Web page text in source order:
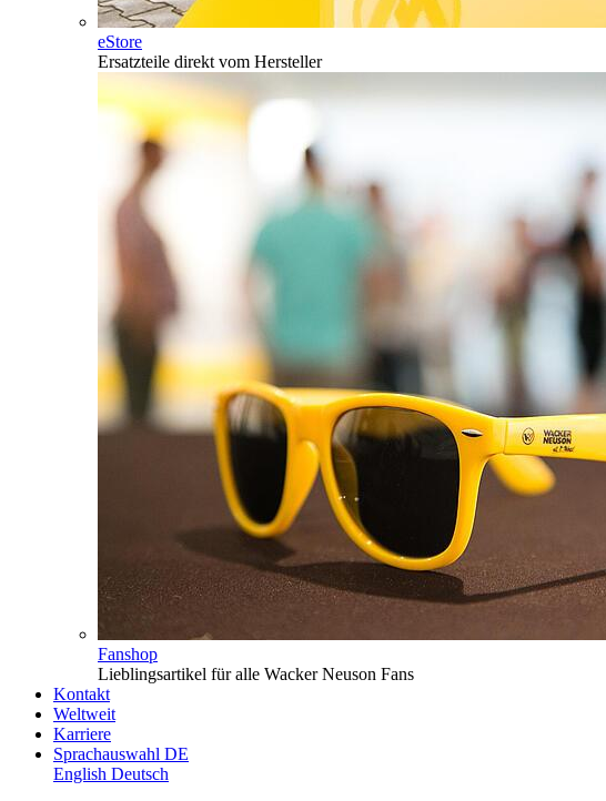
eStore
Ersatzteile direkt vom Hersteller
Fanshop
Lieblingsartikel für alle Wacker Neuson Fans
Kontakt
Weltweit
Karriere
Sprachauswahl DE
English Deutsch